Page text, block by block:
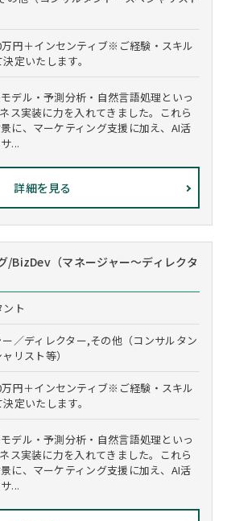
円＋インセンティブ※ご経験・スキル
定いたします。
デル・予測分析・自然言語処理といっ
ス実装に力を入れてきました。これら
に、マーケティング支援に加え、AI活
...
詳細を見る
/BizDev（マネージャー～ディレクタ
ント
ー／ディレクター,その他（コンサルタン
リスト等）
円＋インセンティブ※ご経験・スキル
定いたします。
デル・予測分析・自然言語処理といっ
ス実装に力を入れてきました。これら
に、マーケティング支援に加え、AI活
...